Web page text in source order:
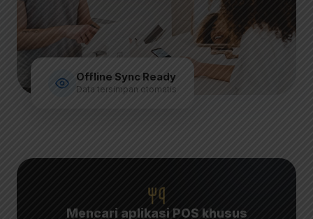
Offline Sync Ready
Data tersimpan otomatis
Mencari aplikasi POS khusus